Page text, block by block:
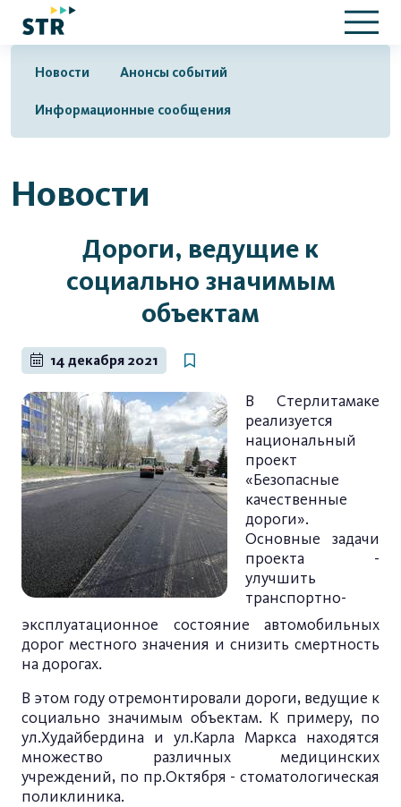
Новости Анонсы событий
Информационные сообщения
Новости
Дороги, ведущие к
социально значимым
объектам
14 декабря 2021
В Стерлитамаке
реализуется
национальный
проект
«Безопасные
качественные
дороги».
Основные задачи
проекта -
улучшить
транспортно-
эксплуатационное состояние автомобильных
дорог местного значения и снизить смертность
на дорогах.
В этом году отремонтировали дороги, ведущие к
социально значимым объектам. К примеру, по
ул.Худайбердина и ул.Карла Маркса находятся
множество различных медицинских
учреждений, по пр.Октября - стоматологическая
поликлиника.